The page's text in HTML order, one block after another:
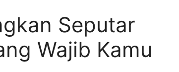
Seputar
Wajib Kamu